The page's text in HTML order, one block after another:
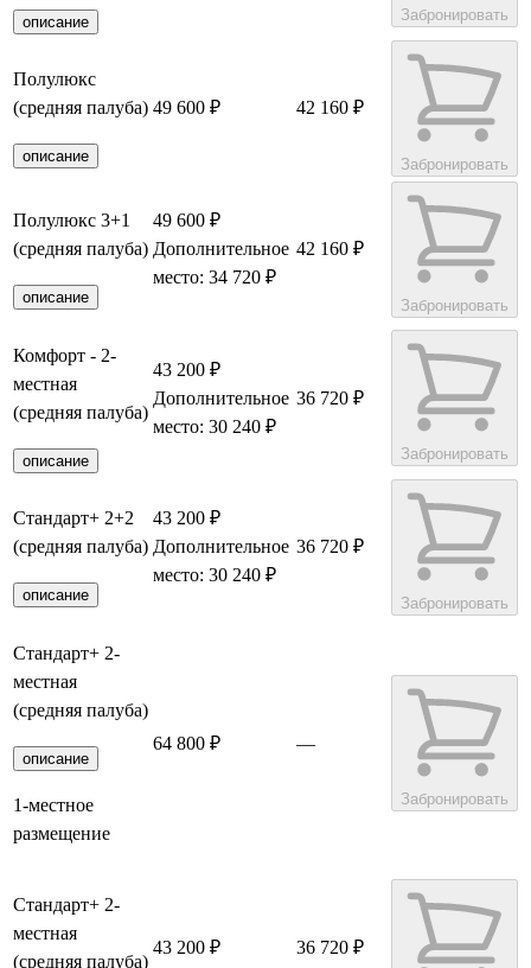
описание Забронировать
Полулюкс
(средняя палуба)
описание
49 600 ₽ 42 160 ₽
Забронировать
Полулюкс 3+1
(средняя палуба)
описание
49 600 ₽
Дополнительное
место: 34 720 ₽
42 160 ₽
Забронировать
Комфорт - 2-
местная
(средняя палуба)
описание
43 200 ₽
Дополнительное
место: 30 240 ₽
36 720 ₽
Забронировать
Стандарт+ 2+2
(средняя палуба)
описание
43 200 ₽
Дополнительное
место: 30 240 ₽
36 720 ₽
Забронировать
Стандарт+ 2-
местная
(средняя палуба)
описание
1-местное
размещение
64 800 ₽ —
Забронировать
Стандарт+ 2-
местная
(средняя палуба)
43 200 ₽ 36 720 ₽